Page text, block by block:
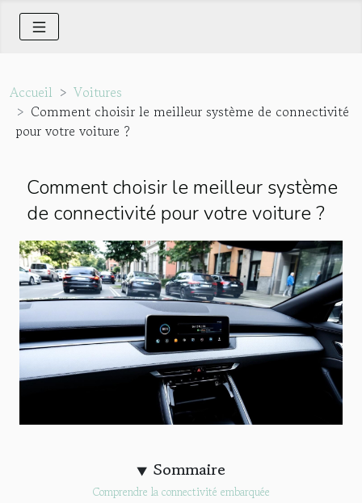
Accueil
Voitures
Comment choisir le meilleur système de connectivité
pour votre voiture ?
Comment choisir le meilleur système
de connectivité pour votre voiture ?
Sommaire
Comprendre la connectivité embarquée